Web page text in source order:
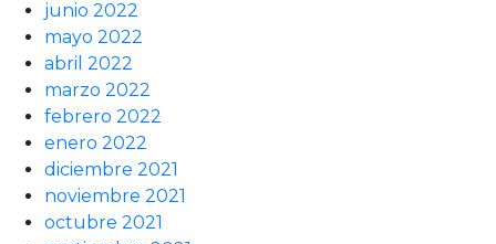
junio 2022
mayo 2022
abril 2022
marzo 2022
febrero 2022
enero 2022
diciembre 2021
noviembre 2021
octubre 2021